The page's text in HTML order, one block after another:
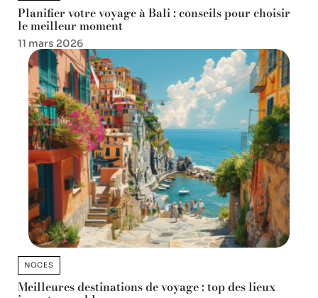
Planifier votre voyage à Bali : conseils pour choisir
le meilleur moment
11 mars 2026
NOCES
Meilleures destinations de voyage : top des lieux